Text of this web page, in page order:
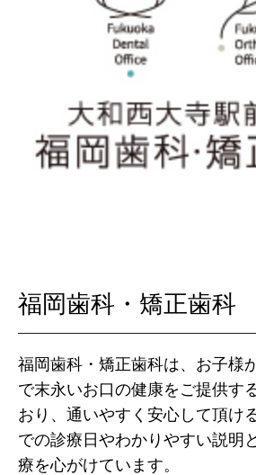
福岡歯科・矯正歯科
福岡歯科・矯正歯科は、お子様
で末永いお口の健康をご提供す
おり、通いやすく安心して頂け
での診療日やわかりやすい説明
療を心がけています。